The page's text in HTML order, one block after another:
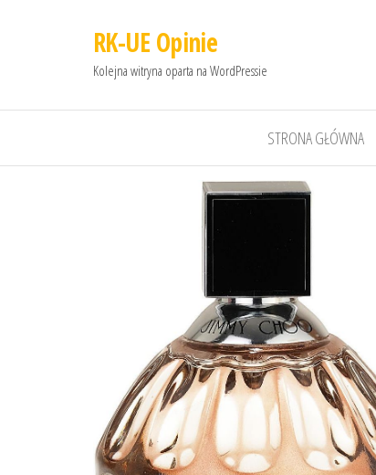
RK-UE Opinie
Kolejna witryna oparta na WordPressie
STRONA GŁÓWNA